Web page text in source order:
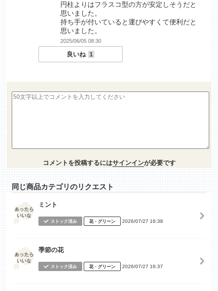
円柱よりはフラスコ型の方が安定しそうだと
思いました。
持ち手が付いていると運びやすくて便利だと
思いました。
2025/06/05 08:30
良いね 1
コメントを投稿するにはサインインが必要です
同じ商品カテゴリのリクエスト
ミント
ストック済み 花・グリーン 2026/07/27 16:38
季節の花
ストック済み 花・グリーン 2026/07/27 16:37